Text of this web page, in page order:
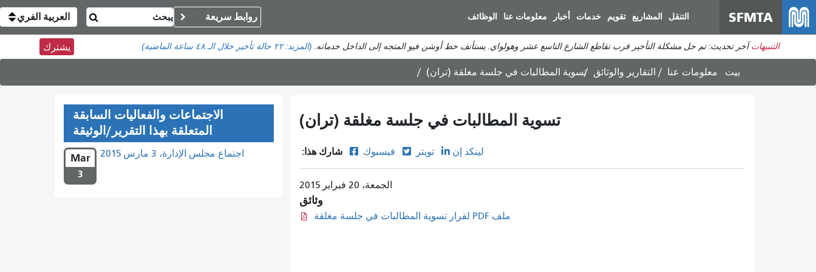
المحتوى
الرئيسي
SFMTA التنقل المشاريع تقويم خدمات أخبار معلومات عنا الوظائف روابط سريعة العربية الفري
التنبيهات آخر تحديث: تم حل مشكلة التأخير قرب تقاطع الشارع التاسع عشر وهولواي. يستأنف خط أوشن فيو المتجه إلى الداخل خدماته. (المزيد:٢٢ حالة تأخير خلال الـ ٤٨ ساعة الماضية) يشترك
بيت معلومات عنا التقارير والوثائق تسوية المطالبات في جلسة مغلقة (تران)
تسوية المطالبات في جلسة مغلقة (تران)
شارك هذا: فيسبوك تويتر لينكد إن
الجمعة، 20 فبراير 2015
وثائق
ملف PDF لقرار تسوية المطالبات في جلسة مغلقة
الاجتماعات والفعاليات السابقة
المتعلقة بهذا التقرير/الوثيقة
Mar
3
اجتماع مجلس الإدارة، 3 مارس 2015